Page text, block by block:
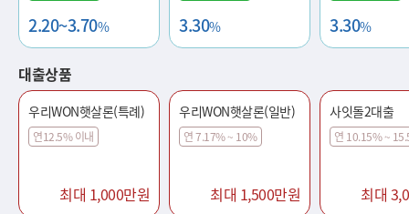
2.20~3.70% 3.30% 3.30%
대출상품
우리WON햇살론(특례)
연12.5% 이내
최대 1,000만원
우리WON햇살론(일반)
연 7.17% ~ 10%
최대 1,500만원
사잇돌2대출
연 10.15% ~
최대